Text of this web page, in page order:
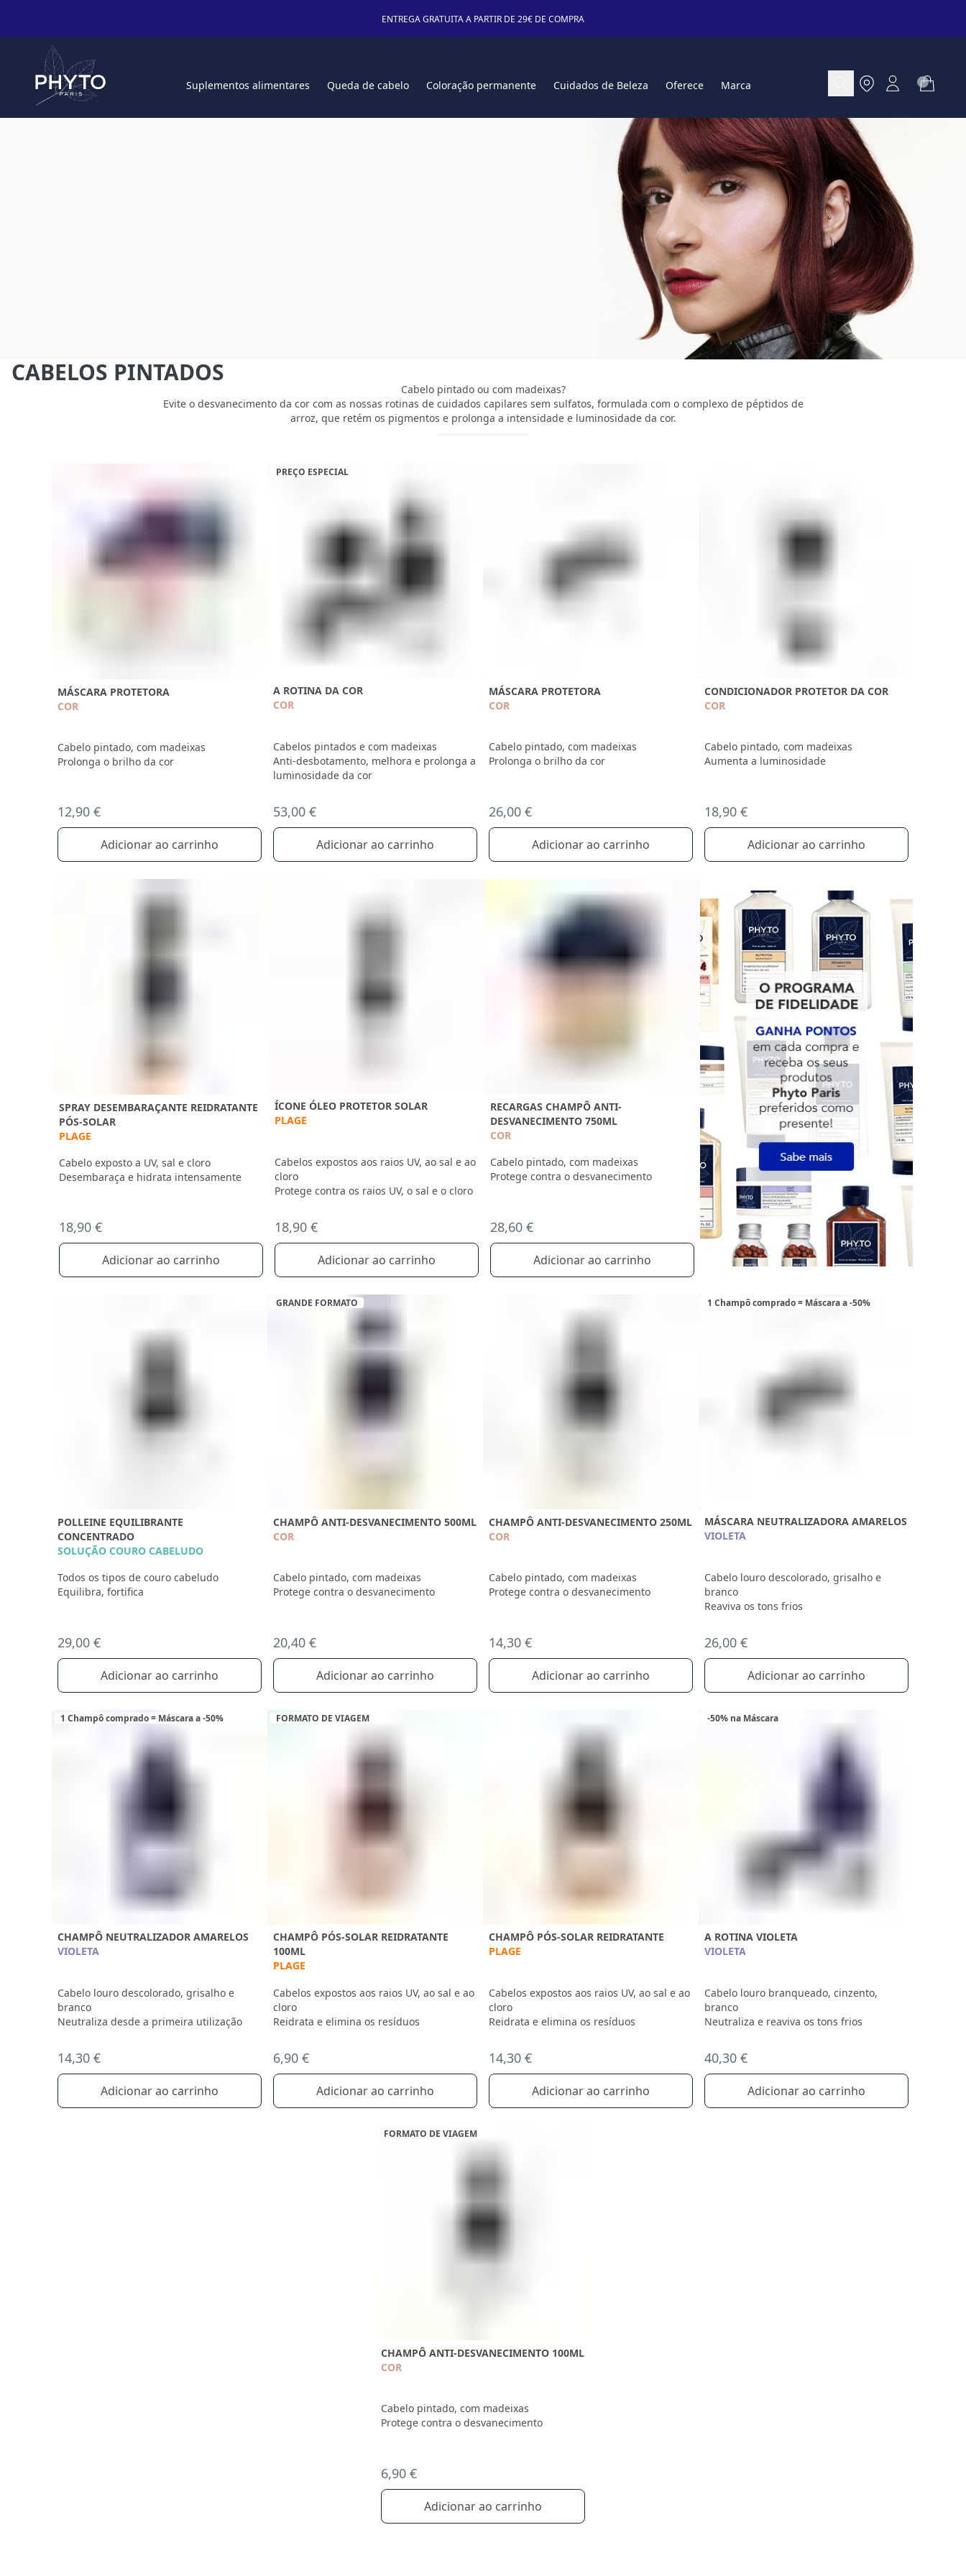
ENTREGA GRATUITA A PARTIR DE 29€ DE COMPRA
Suplementos alimentares Queda de cabelo Coloração permanente Cuidados de Beleza Oferece Marca
CABELOS PINTADOS
Cabelo pintado ou com madeixas?
Evite o desvanecimento da cor com as nossas rotinas de cuidados capilares sem sulfatos, formulada com o complexo de péptidos de
arroz, que retém os pigmentos e prolonga a intensidade e luminosidade da cor.
MÁSCARA PROTETORA
COR
Cabelo pintado, com madeixas
Prolonga o brilho da cor
12,90 €
Adicionar ao carrinho
PREÇO ESPECIAL
A ROTINA DA COR
COR
Cabelos pintados e com madeixas
Anti-desbotamento, melhora e prolonga a
luminosidade da cor
53,00 €
Adicionar ao carrinho
MÁSCARA PROTETORA
COR
Cabelo pintado, com madeixas
Prolonga o brilho da cor
26,00 €
Adicionar ao carrinho
CONDICIONADOR PROTETOR DA COR
COR
Cabelo pintado, com madeixas
Aumenta a luminosidade
18,90 €
Adicionar ao carrinho
SPRAY DESEMBARAÇANTE REIDRATANTE
PÓS-SOLAR
PLAGE
Cabelo exposto a UV, sal e cloro
Desembaraça e hidrata intensamente
18,90 €
Adicionar ao carrinho
ÍCONE ÓLEO PROTETOR SOLAR
PLAGE
Cabelos expostos aos raios UV, ao sal e ao
cloro
Protege contra os raios UV, o sal e o cloro
18,90 €
Adicionar ao carrinho
RECARGAS CHAMPÔ ANTI-
DESVANECIMENTO 750ML
COR
Cabelo pintado, com madeixas
Protege contra o desvanecimento
28,60 €
Adicionar ao carrinho
POLLEINE EQUILIBRANTE
CONCENTRADO
SOLUÇÃO COURO CABELUDO
Todos os tipos de couro cabeludo
Equilibra, fortifica
29,00 €
Adicionar ao carrinho
GRANDE FORMATO
CHAMPÔ ANTI-DESVANECIMENTO 500ML
COR
Cabelo pintado, com madeixas
Protege contra o desvanecimento
20,40 €
Adicionar ao carrinho
CHAMPÔ ANTI-DESVANECIMENTO 250ML
COR
Cabelo pintado, com madeixas
Protege contra o desvanecimento
14,30 €
Adicionar ao carrinho
1 Champô comprado = Máscara a -50%
MÁSCARA NEUTRALIZADORA AMARELOS
VIOLETA
Cabelo louro descolorado, grisalho e
branco
Reaviva os tons frios
26,00 €
Adicionar ao carrinho
1 Champô comprado = Máscara a -50%
CHAMPÔ NEUTRALIZADOR AMARELOS
VIOLETA
Cabelo louro descolorado, grisalho e
branco
Neutraliza desde a primeira utilização
14,30 €
Adicionar ao carrinho
FORMATO DE VIAGEM
CHAMPÔ PÓS-SOLAR REIDRATANTE
100ML
PLAGE
Cabelos expostos aos raios UV, ao sal e ao
cloro
Reidrata e elimina os resíduos
6,90 €
Adicionar ao carrinho
CHAMPÔ PÓS-SOLAR REIDRATANTE
PLAGE
Cabelos expostos aos raios UV, ao sal e ao
cloro
Reidrata e elimina os resíduos
14,30 €
Adicionar ao carrinho
-50% na Máscara
A ROTINA VIOLETA
VIOLETA
Cabelo louro branqueado, cinzento,
branco
Neutraliza e reaviva os tons frios
40,30 €
Adicionar ao carrinho
FORMATO DE VIAGEM
CHAMPÔ ANTI-DESVANECIMENTO 100ML
COR
Cabelo pintado, com madeixas
Protege contra o desvanecimento
6,90 €
Adicionar ao carrinho